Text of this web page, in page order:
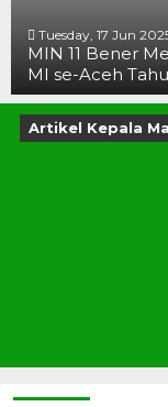
Tuesday, 17 Jun
MIN 11 Bener
MI se-Aceh
Artikel Kepala